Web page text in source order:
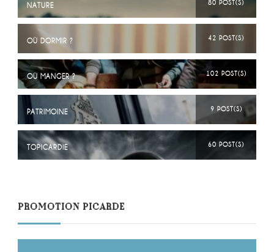
NATURE 80 POST(S)
OÙ DORMIR ? 42 POST(S)
OÙ MANGER ? 102 POST(S)
PATRIMOINE 9 POST(S)
TOPICARDIE 60 POST(S)
PROMOTION PICARDE